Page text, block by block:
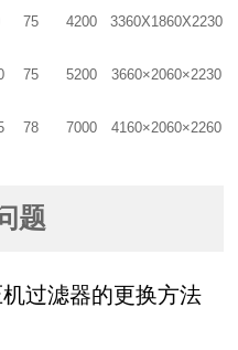
75 4200 3360X1860X2230
75 5200 3660×2060×2230
78 7000 4160×2060×2260
题
过滤器的更换方法